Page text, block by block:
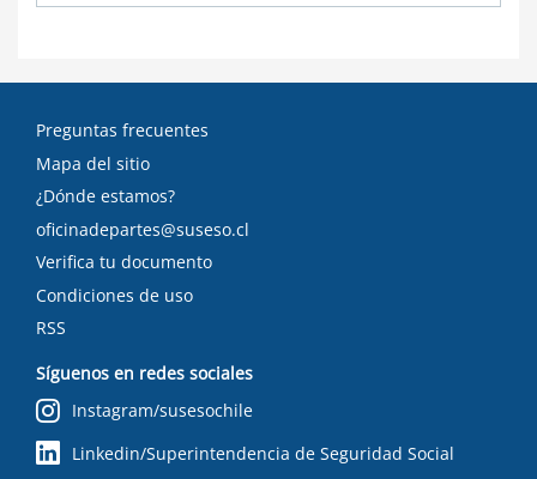
Preguntas frecuentes
Mapa del sitio
¿Dónde estamos?
oficinadepartes@suseso.cl
Verifica tu documento
Condiciones de uso
RSS
Síguenos en redes sociales
Instagram/susesochile
Linkedin/Superintendencia de Seguridad Social